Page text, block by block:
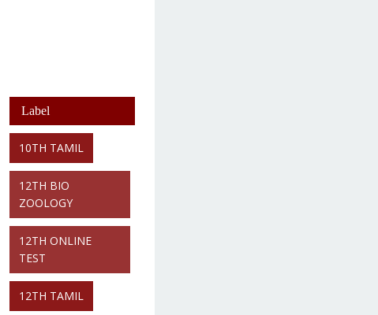
Label
10TH TAMIL
12TH BIO
ZOOLOGY
12TH ONLINE
TEST
12TH TAMIL